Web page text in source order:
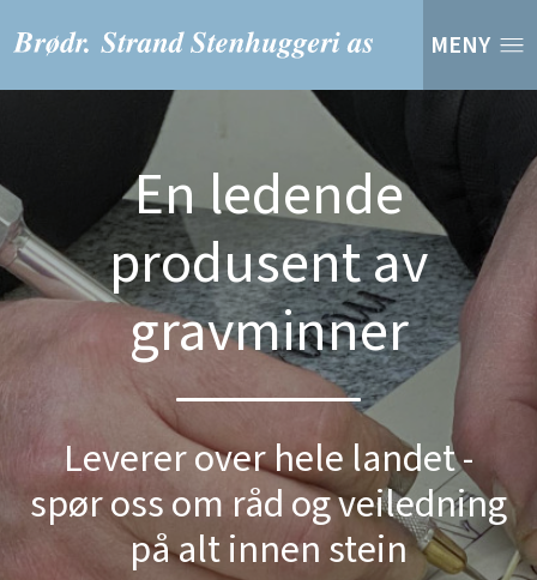
MENY
En ledende
produsent av
gravminner
Leverer over hele landet -
spør oss om råd og veiledning
på alt innen stein